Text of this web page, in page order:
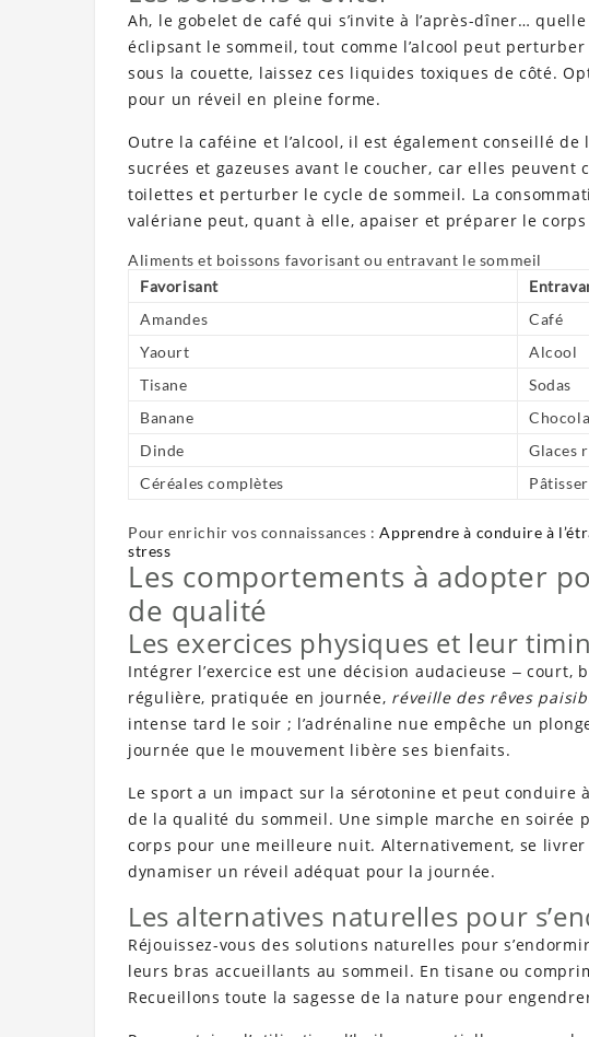
Ah, le gobelet de café qui s’invite à l’après-dîner…
éclipsant le sommeil, tout comme l’alcool peut
sous la couette, laissez ces liquides toxiques de côté.
pour un réveil en pleine forme.
Outre la caféine et l’alcool, il est également conseillé
sucrées et gazeuses avant le coucher, car elles
toilettes et perturber le cycle de sommeil. La
valériane peut, quant à elle, apaiser et préparer le
Aliments et boissons favorisant ou entravant le sommeil
Favorisant
Amandes
Café
Yaourt
Alcool
Tisane
Sodas
Banane
Dinde
Glaces
Céréales complètes
Pour enrichir vos connaissances :Apprendre à conduire à
stress
Les comportements à adopter
de qualité
Les exercices physiques et leur
Intégrer l’exercice est une décision audacieuse ‒ court,
régulière, pratiquée en journée, réveille des rêves
intense tard le soir ; l’adrénaline nue empêche un
journée que le mouvement libère ses bienfaits.
Le sport a un impact sur la sérotonine et peut
de la qualité du sommeil. Une simple marche en
corps pour une meilleure nuit. Alternativement, se
dynamiser un réveil adéquat pour la journée.
Les alternatives naturelles pour
Réjouissez-vous des solutions naturelles pour
leurs bras accueillants au sommeil. En tisane ou
Recueillons toute la sagesse de la nature pour